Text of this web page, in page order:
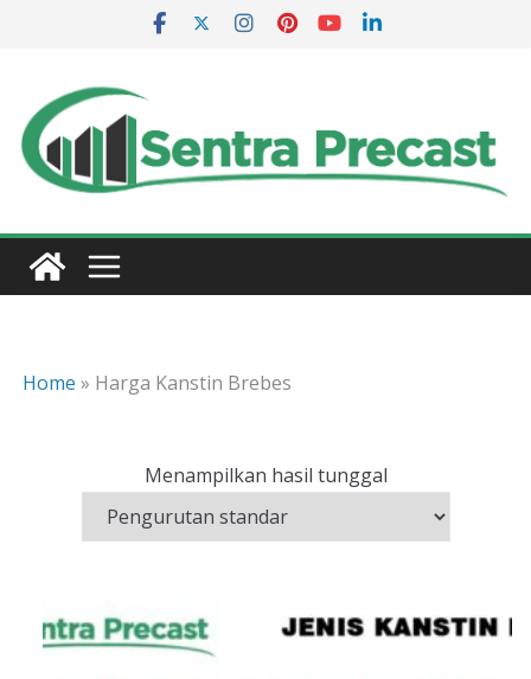
Home » Harga Kanstin Brebes
Menampilkan hasil tunggal